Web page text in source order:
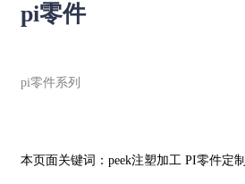
pi零件
pi零件系列
本页面关键词： peek注塑加工 PI零件定制